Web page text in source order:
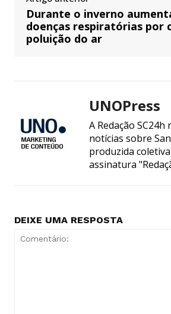
Durante o inverno
doenças respiratórias por
poluição do ar
UNOPress
A Redação
notícias sobre
produzida
assinatura
DEIXE UMA RESPOSTA